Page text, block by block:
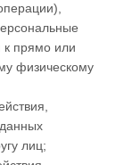
прямо или
физическому
лиц;